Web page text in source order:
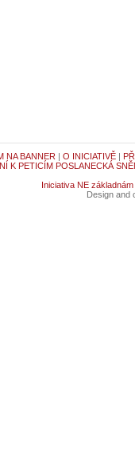
NA BANNER | O INICIATIVĚ|
K PETICÍM POSLANECKÁ
Iniciativa NE základnám
Design and